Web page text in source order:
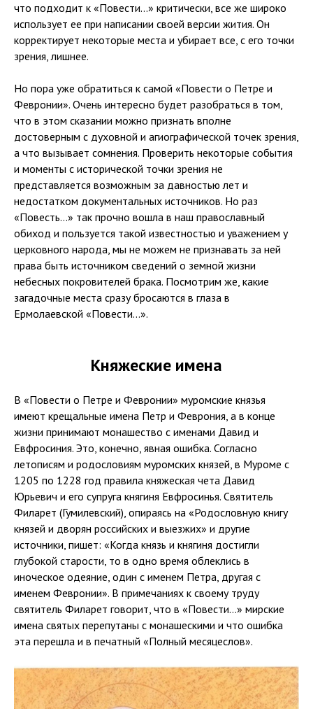
что подходит к «Повести…» критически, все же широко
использует ее при написании своей версии жития. Он
корректирует некоторые места и убирает все, с его точки
зрения, лишнее.
Но пора уже обратиться к самой «Повести о Петре и
Февронии». Очень интересно будет разобраться в том,
что в этом сказании можно признать вполне
достоверным с духовной и агиографической точек зрения,
а что вызывает сомнения. Проверить некоторые события
и моменты с исторической точки зрения не
представляется возможным за давностью лет и
недостатком документальных источников. Но раз
«Повесть…» так прочно вошла в наш православный
обиход и пользуется такой известностью и уважением у
церковного народа, мы не можем не признавать за ней
права быть источником сведений о земной жизни
небесных покровителей брака. Посмотрим же, какие
загадочные места сразу бросаются в глаза в
Ермолаевской «Повести…».
Княжеские имена
В «Повести о Петре и Февронии» муромские князья
имеют крещальные имена Петр и Феврония, а в конце
жизни принимают монашество с именами Давид и
Евфросиния. Это, конечно, явная ошибка. Согласно
летописям и родословиям муромских князей, в Муроме с
1205 по 1228 год правила княжеская чета Давид
Юрьевич и его супруга княгиня Евфросинья. Святитель
Филарет (Гумилевский), опираясь на «Родословную книгу
князей и дворян российских и выезжих» и другие
источники, пишет: «Когда князь и княгиня достигли
глубокой старости, то в одно время облеклись в
иноческое одеяние, один с именем Петра, другая с
именем Февронии». В примечаниях к своему труду
святитель Филарет говорит, что в «Повести…» мирские
имена святых перепутаны с монашескими и что ошибка
эта перешла и в печатный «Полный месяцеслов».